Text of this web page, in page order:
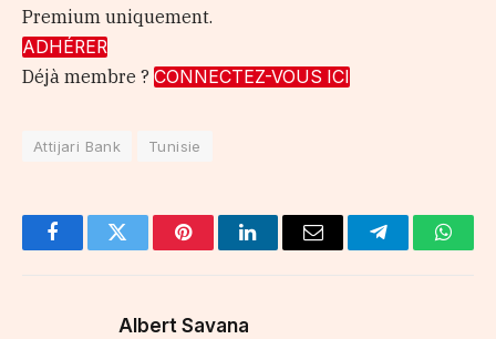
Premium uniquement.
ADHÉRER
Déjà membre ? CONNECTEZ-VOUS ICI
Attijari Bank Tunisie
FacebookTwitter PinterestLinkedInEmail Telegram
Albert Savana